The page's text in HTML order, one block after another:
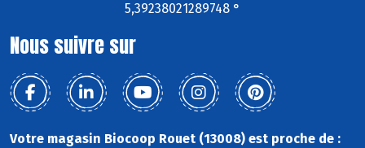
5,39238021289748 °
Nous suivre sur
Votre magasin Biocoop Rouet (13008) est proche de :